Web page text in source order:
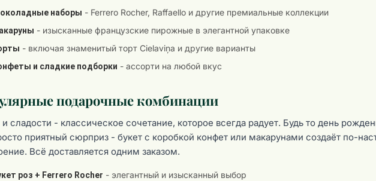
наборы - Ferrero Rocher, Raffaello и другие премиальные коллекции
- изысканные французские пирожные в элегантной упаковке
- включая знаменитый торт Cielaviņa и другие варианты
и сладкие подборки - ассорти на любой вкус
подарочные комбинации
сладости - классическое сочетание, которое всегда радует. Будь то день
приятный сюрприз - букет с коробкой конфет или макарунами создаёт по-
Всё доставляется одним заказом.
роз + Ferrero Rocher - элегантный и изысканный выбор